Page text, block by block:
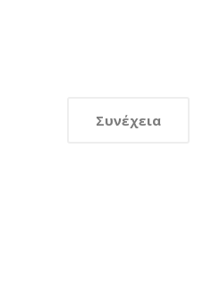
Συνέχεια